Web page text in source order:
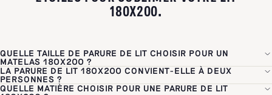
180X200.
QUELLE TAILLE DE PARURE DE LIT CHOISIR POUR UN
MATELAS 180X200 ?
Pour un matelas 180x200 cm, le drap-housse doit faire exactement
180x200 cm pour s'ajuster pile poil et éviter les plis. Pour la housse
LA PARURE DE LIT 180X200 CONVIENT-ELLE À DEUX
PERSONNES ?
Oui, le format 180x200 cm est le format King Size par excellence,
QUELLE MATIÈRE CHOISIR POUR UNE PARURE DE LIT